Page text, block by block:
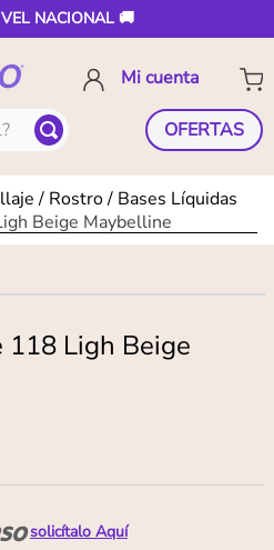
NACIONAL 🚚
OFERTAS
Rostro
Bases Líquidas
Beige Maybelline
118 Ligh Beige
solicítalo Aquí